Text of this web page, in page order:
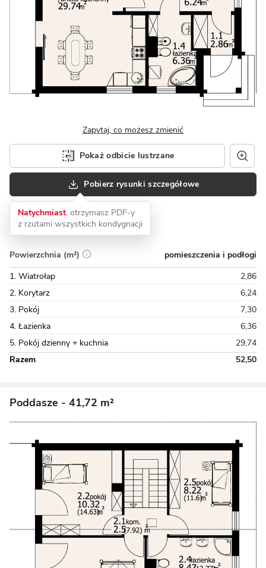
Zapytaj, co możesz zmienić
Pokaż odbicie lustrzane
Pobierz rysunki szczegółowe
Natychmiast, otrzymasz PDF-y
z rzutami wszystkich kondygnacji
Powierzchnia (m²)
pomieszczenia i podłogi
1. Wiatrołap
2,86
2. Korytarz
6,24
3. Pokój
7,30
4. Łazienka
6,36
5. Pokój dzienny + kuchnia
29,74
Razem
52,50
Poddasze - 41,72 m²